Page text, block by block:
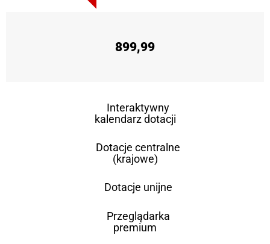
899,99
Interaktywny
kalendarz dotacji
Dotacje centralne
(krajowe)
Dotacje unijne
Przeglądarka
premium